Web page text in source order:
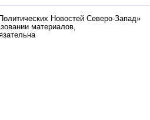
Новостей Северо-Запад»
материалов,